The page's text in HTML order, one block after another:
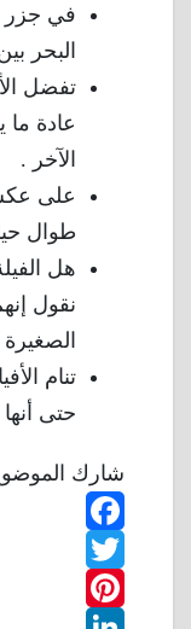
في جزر
البحر
تفضل
عادة ما
الآخر .
على عكس
طوال
هل
نقول
الصغيرة
تنام
حتى
شارك
F
a
T